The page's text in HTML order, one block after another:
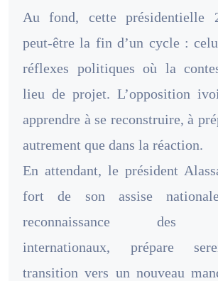
Au fond, cette présidentielle
peut-être la fin d’un cycle :
réflexes politiques où la
lieu de projet. L’opposition
apprendre à se reconstruire, à
autrement que dans la réaction.
En attendant, le président
fort de son assise
reconnaissance des
internationaux, prépare
transition vers un nouveau